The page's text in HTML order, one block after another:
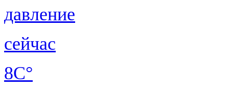
давление
сейчас
8C°